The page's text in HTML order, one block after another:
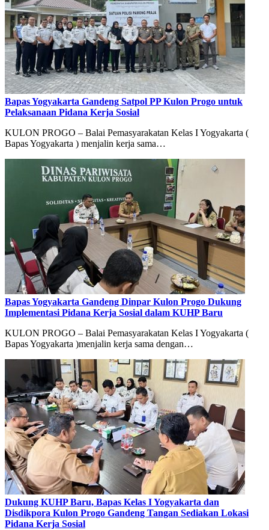
Bapas Yogyakarta Gandeng Satpol PP Kulon Progo untuk
Pelaksanaan Pidana Kerja Sosial
KULON PROGO – Balai Pemasyarakatan Kelas I Yogyakarta (
Bapas Yogyakarta ) menjalin kerja sama…
Bapas Yogyakarta Gandeng Dinpar Kulon Progo Dukung
Implementasi Pidana Kerja Sosial dalam KUHP Baru
KULON PROGO – Balai Pemasyarakatan Kelas I Yogyakarta (
Bapas Yogyakarta )menjalin kerja sama dengan…
Dukung KUHP Baru, Bapas Kelas I Yogyakarta dan
Disdikpora Kulon Progo Gandeng Tangan Sediakan Lokasi
Pidana Kerja Sosial